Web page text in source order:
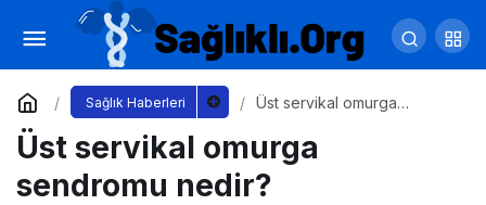
Sağlık Haberleri
Üst servikal omurga
Üst servikal omurga
sendromu nedir?
Aşırı terliyorsanız Yorum Yap Paylaş